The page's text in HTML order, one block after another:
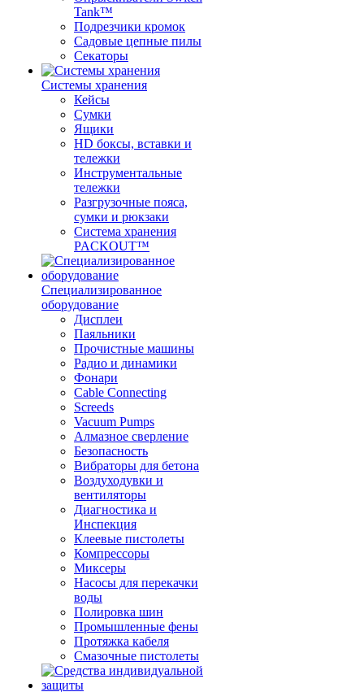
Tank™
Подрезчики кромок
Садовые цепные пилы
Секаторы
Системы хранения
Кейсы
Сумки
Ящики
HD боксы, вставки и
тележки
Инструментальные
тележки
Разгрузочные пояса,
сумки и рюкзаки
Система хранения
PACKOUT™
Специализированное
оборудование
Дисплеи
Паяльники
Прочистные машины
Радио и динамики
Фонари
Cable Connecting
Screeds
Vacuum Pumps
Алмазное сверление
Безопасность
Вибраторы для бетона
Воздуходувки и
вентиляторы
Диагностика и
Инспекция
Клеевые пистолеты
Компрессоры
Миксеры
Насосы для перекачки
воды
Полировка шин
Промышленные фены
Протяжка кабеля
Смазочные пистолеты